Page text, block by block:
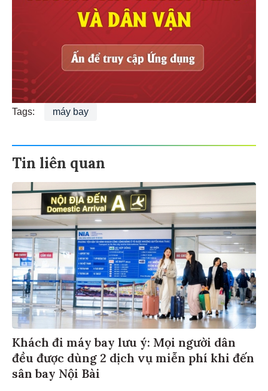
Tags: máy bay
Tin liên quan
Khách đi máy bay lưu ý: Mọi người dân
đều được dùng 2 dịch vụ miễn phí khi đến
sân bay Nội Bài